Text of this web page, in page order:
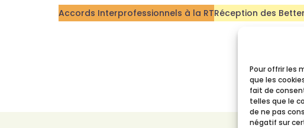
Pour offrir les
que les
fait de
telles que le
de ne pas
négatif sur
Accords Interprofessionnels à la RTRéception des